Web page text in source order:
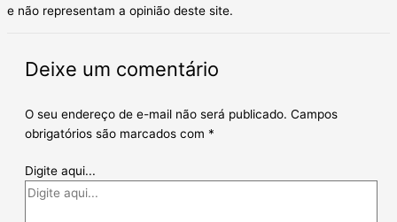
e não representam a opinião deste site.
Deixe um comentário
O seu endereço de e-mail não será publicado. Campos
obrigatórios são marcados com *
Digite aqui...